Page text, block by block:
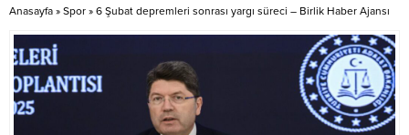
Anasayfa » Spor » 6 Şubat depremleri sonrası yargı süreci – Birlik Haber Ajansı